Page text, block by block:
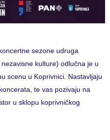
sezone udruga
kulture) odlučna je u
scenu u Koprivnici. Nastavljaju
te vas pozivaju na
u sklopu koprivničkog